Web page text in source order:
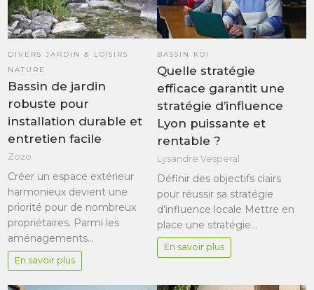
DIVERS JARDIN & LOISIRS
NATURE
Bassin de jardin
robuste pour
installation durable et
entretien facile
Zozo
Créer un espace extérieur
harmonieux devient une
priorité pour de nombreux
propriétaires. Parmi les
aménagements…
En savoir plus
BASSIN KOI
Quelle stratégie
efficace garantit une
stratégie d’influence
Lyon puissante et
rentable ?
Lysandre Vesperal
Définir des objectifs clairs
pour réussir sa stratégie
d’influence locale Mettre en
place une stratégie…
En savoir plus